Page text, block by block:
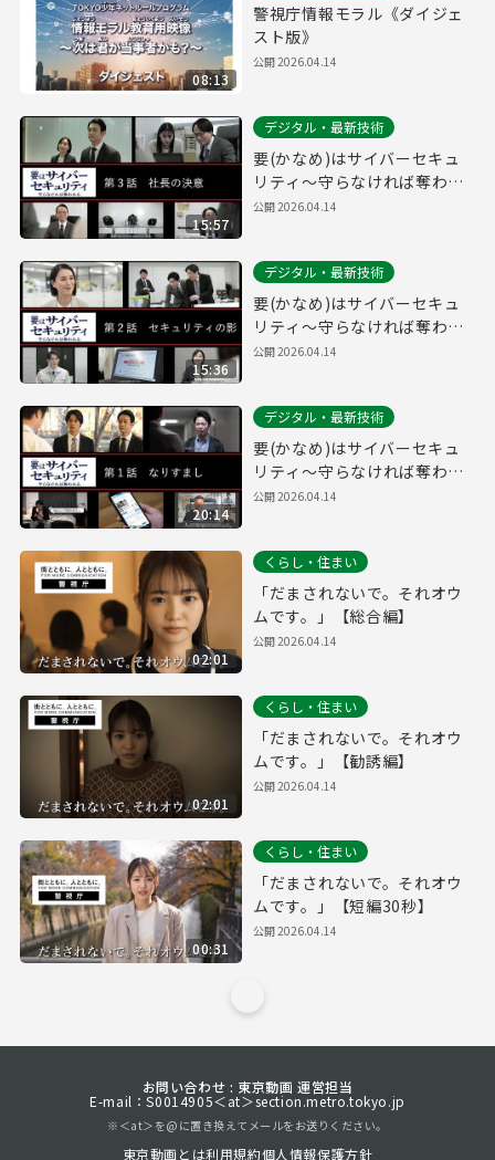
08:13
警視庁情報モラル《ダイジェ
スト版》
公開2026.04.14
15:57
デジタル・最新技術
要(かなめ)はサイバーセキュ
リティ～守らなければ奪われ
る～第３話「社長の決意」(経
公開2026.04.14
15:36
デジタル・最新技術
要(かなめ)はサイバーセキュ
リティ～守らなければ奪われ
る～第２話「セキュリティの
公開2026.04.14
20:14
デジタル・最新技術
要(かなめ)はサイバーセキュ
リティ～守らなければ奪われ
る～第１話「なりすまし」(一
公開2026.04.14
02:01
くらし・住まい
「だまされないで。それオウ
ムです。」【総合編】
公開2026.04.14
02:01
くらし・住まい
「だまされないで。それオウ
ムです。」【勧誘編】
公開2026.04.14
00:31
くらし・住まい
「だまされないで。それオウ
ムです。」【短編30秒】
公開2026.04.14
お問い合わせ : 東京動画 運営担当
E-mail：S0014905＜at＞section.metro.tokyo.jp
※＜at＞を@に置き換えてメールをお送りください。
東京動画とは利用規約個人情報保護方針